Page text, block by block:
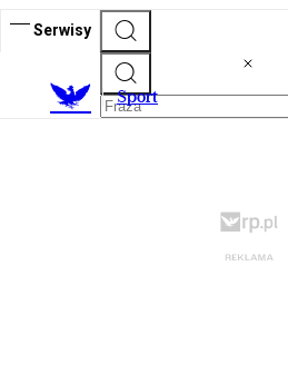
Serwisy
Sport